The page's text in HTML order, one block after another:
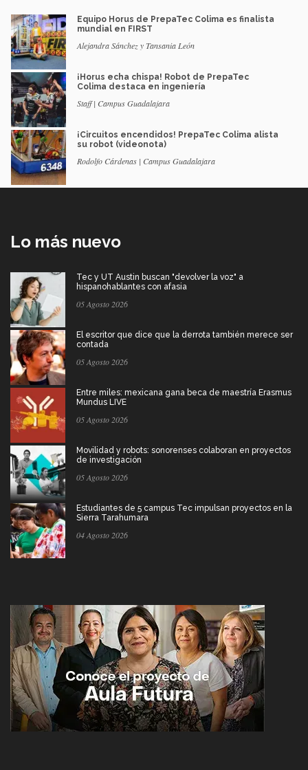
Equipo Horus de PrepaTec Colima es finalista
mundial en FIRST
Alejandra Sánchez y Tansania León
¡Horus echa chispa! Robot de PrepaTec
Colima destaca en ingeniería
Staff | Campus Guadalajara
¡Circuitos encendidos! PrepaTec Colima alista
su robot (videonota)
Rodolfo Cárdenas | Campus Guadalajara
Lo más nuevo
Tec y UT Austin buscan "devolver la voz" a
hispanohablantes con afasia
05 Agosto 2026
El escritor que dice que la derrota también merece ser
contada
05 Agosto 2026
Entre miles: mexicana gana beca de maestría Erasmus
Mundus LIVE
05 Agosto 2026
Movilidad y robots: sonorenses colaboran en proyectos
de investigación
05 Agosto 2026
Estudiantes de 5 campus Tec impulsan proyectos en la
Sierra Tarahumara
04 Agosto 2026